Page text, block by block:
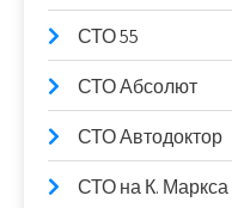
СТО 55
СТО Абсолют
СТО Автодоктор
СТО на К. Маркса